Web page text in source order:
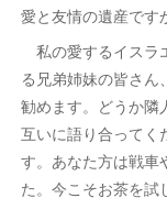
愛と友情の遺産です
私の愛するイスラ
る兄弟姉妹の皆さ
勧めます。どうか隣
互いに語り合ってく
す。あなた方は戦車
た。今こそお茶を試